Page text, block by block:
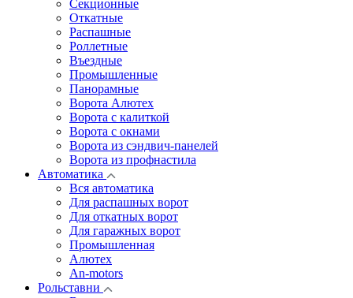
Секционные
Откатные
Распашные
Роллетные
Въездные
Промышленные
Панорамные
Ворота Алютех
Ворота с калиткой
Ворота c окнами
Ворота из сэндвич-панелей
Ворота из профнастила
Автоматика
Вся автоматика
Для распашных ворот
Для откатных ворот
Для гаражных ворот
Промышленная
Алютех
An-motors
Рольставни